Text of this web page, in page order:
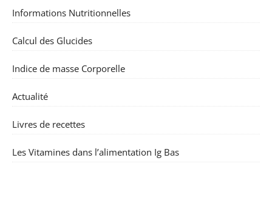
Informations Nutritionnelles
Calcul des Glucides
Indice de masse Corporelle
Actualité
Livres de recettes
Les Vitamines dans l’alimentation Ig Bas